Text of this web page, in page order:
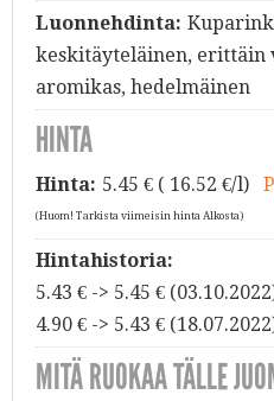
Luonnehdinta:
keskitäyteläinen, erittäin
aromikas, hedelmäinen
HINTA
Hinta: 5.45 € ( 16.52 €/l)
(Huom! Tarkista viimeisin hinta Alkosta)
Hintahistoria:
5.43 € -> 5.45 €
4.90 € -> 5.43 €
MITÄ RUOKAA TÄLLE